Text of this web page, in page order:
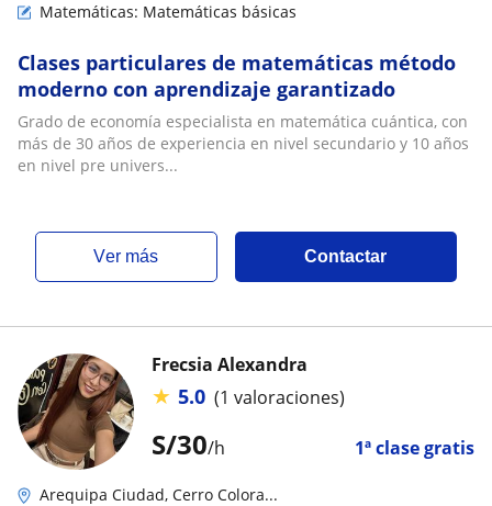
Matemáticas: Matemáticas básicas
Clases particulares de matemáticas método
moderno con aprendizaje garantizado
Grado de economía especialista en matemática cuántica, con
más de 30 años de experiencia en nivel secundario y 10 años
en nivel pre univers...
ver más Contactar
S/30/h 1ª clase gratis
Frecsia Alexandra
★ 5.0 (1 valoraciones)
Arequipa Ciudad, Cerro Colora...